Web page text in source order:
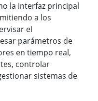
la interfaz principal
a los
el
parámetros de
en tiempo real,
controlar
sistemas de